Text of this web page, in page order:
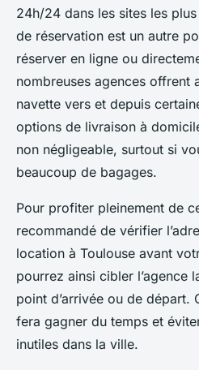
24h/24 dans les sites les
de réservation est un autre
réserver en ligne ou
nombreuses agences offrent
navette vers et depuis
options de livraison à
non négligeable, surtout si
beaucoup de bagages.
Pour profiter pleinement de
recommandé de vérifier
location à Toulouse avant
pourrez ainsi cibler l’agence
point d’arrivée ou de départ.
fera gagner du temps et
inutiles dans la ville.